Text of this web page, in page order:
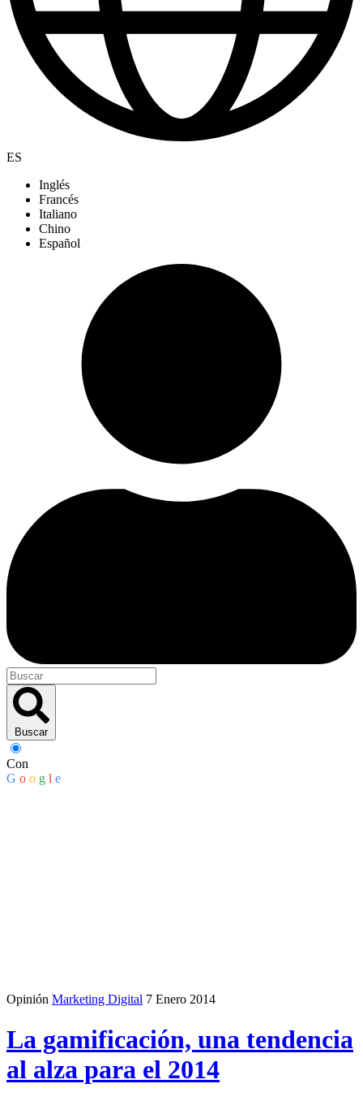
ES
Inglés
Francés
Italiano
Chino
Español
Buscar
Con
G o o g l e
Opinión Marketing Digital 7 Enero 2014
La gamificación, una tendencia
al alza para el 2014